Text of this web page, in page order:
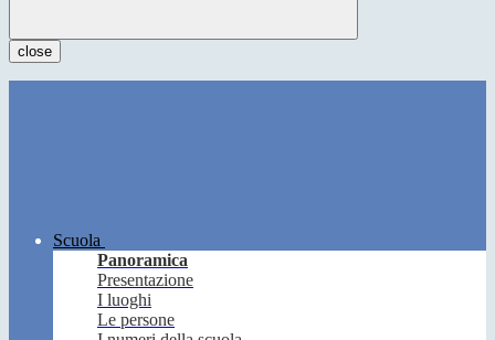
close
Scuola
Panoramica
Presentazione
I luoghi
Le persone